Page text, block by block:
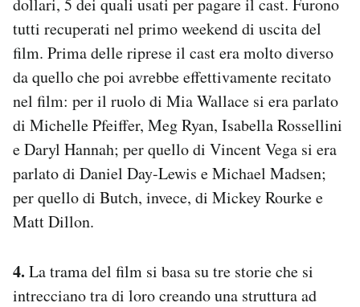
tutti recuperati nel primo weekend di uscita del
film. Prima delle riprese il cast era molto diverso
da quello che poi avrebbe effettivamente recitato
nel film: per il ruolo di Mia Wallace si era parlato
di Michelle Pfeiffer, Meg Ryan, Isabella Rossellini
e Daryl Hannah; per quello di Vincent Vega si era
parlato di Daniel Day-Lewis e Michael Madsen;
per quello di Butch, invece, di Mickey Rourke e
Matt Dillon.
4. La trama del film si basa su tre storie che si
intrecciano tra di loro creando una struttura ad